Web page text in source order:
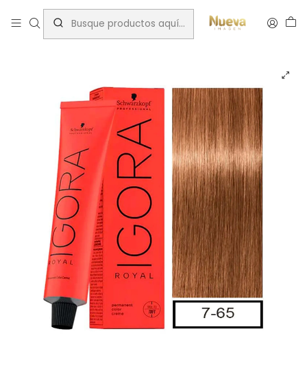
Inicio Tintes por Marca Igora Royal Chocolates
IGORA RUBIO MEDIO MARRON DORADO 60ML 7-65